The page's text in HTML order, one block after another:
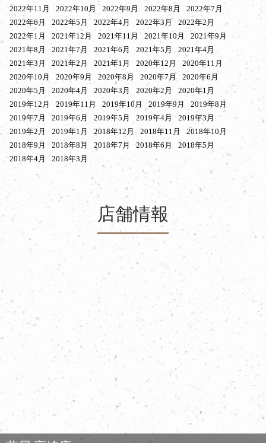
2022年11月
2022年10月 2022年9月 2022年8月
2022年7月
2022年6月
2022年5月 2022年4月 2022年3月
2022年2月
2022年1月
2021年12月 2021年11月 2021年10月
2021年9月
2021年8月
2021年7月 2021年6月 2021年5月
2021年4月
2021年3月
2021年2月 2021年1月 2020年12月
2020年11月
2020年10月
2020年9月 2020年8月 2020年7月
2020年6月
2020年5月
2020年4月 2020年3月 2020年2月
2020年1月
2019年12月
2019年11月 2019年10月 2019年9月
2019年8月
2019年7月
2019年6月 2019年5月 2019年4月
2019年3月
2019年2月
2019年1月 2018年12月 2018年11月
2018年10月
2018年9月
2018年8月 2018年7月 2018年6月
2018年5月
2018年4月
2018年3月
店舗情報